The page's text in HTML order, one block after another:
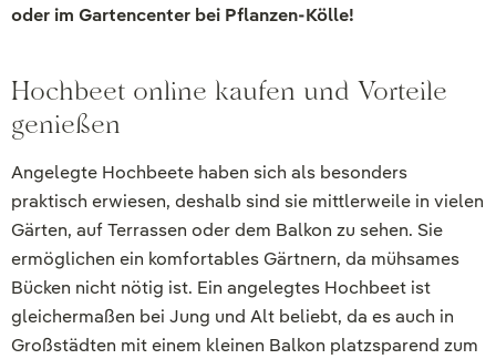
oder im Gartencenter bei Pflanzen-Kölle!
Hochbeet online kaufen und Vorteile
genießen
Angelegte Hochbeete haben sich als besonders
praktisch erwiesen, deshalb sind sie mittlerweile in vielen
Gärten, auf Terrassen oder dem Balkon zu sehen. Sie
ermöglichen ein komfortables Gärtnern, da mühsames
Bücken nicht nötig ist. Ein angelegtes Hochbeet ist
gleichermaßen bei Jung und Alt beliebt, da es auch in
Großstädten mit einem kleinen Balkon platzsparend zum